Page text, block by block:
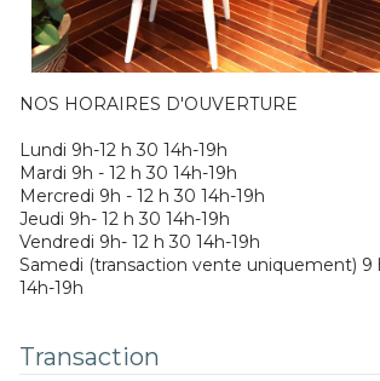
NOS HORAIRES D'OUVERTURE
Lundi 9h-12 h 30 14h-19h
Mardi 9h - 12 h 30 14h-19h
Mercredi 9h - 12 h 30 14h-19h
Jeudi 9h- 12 h 30 14h-19h
Vendredi 9h- 12 h 30 14h-19h
Samedi (transaction vente uniquement) 9
14h-19h
Transaction